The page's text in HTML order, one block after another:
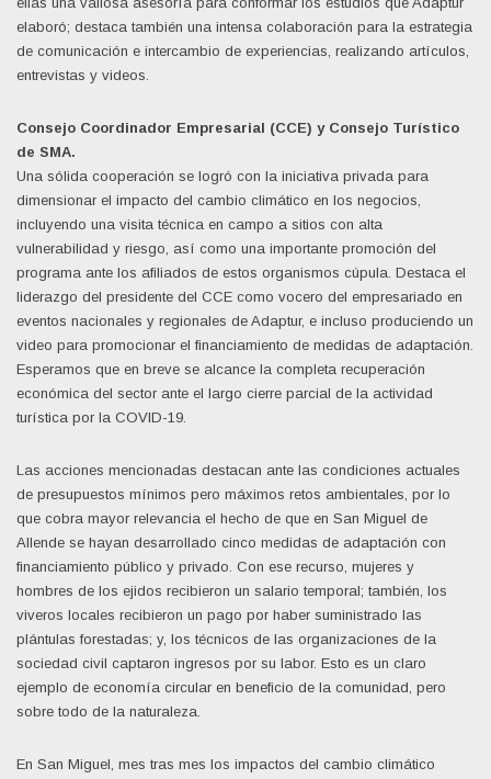
elaboró; destaca también una intensa colaboración para la estrategia
de comunicación e intercambio de experiencias, realizando artículos,
entrevistas y videos.
Consejo Coordinador Empresarial (CCE) y Consejo Turístico
de SMA.
Una sólida cooperación se logró con la iniciativa privada para
dimensionar el impacto del cambio climático en los negocios,
incluyendo una visita técnica en campo a sitios con alta
vulnerabilidad y riesgo, así como una importante promoción del
programa ante los afiliados de estos organismos cúpula. Destaca el
liderazgo del presidente del CCE como vocero del empresariado en
eventos nacionales y regionales de Adaptur, e incluso produciendo un
video para promocionar el financiamiento de medidas de adaptación.
Esperamos que en breve se alcance la completa recuperación
económica del sector ante el largo cierre parcial de la actividad
turística por la COVID-19.
Las acciones mencionadas destacan ante las condiciones actuales
de presupuestos mínimos pero máximos retos ambientales, por lo
que cobra mayor relevancia el hecho de que en San Miguel de
Allende se hayan desarrollado cinco medidas de adaptación con
financiamiento público y privado. Con ese recurso, mujeres y
hombres de los ejidos recibieron un salario temporal; también, los
viveros locales recibieron un pago por haber suministrado las
plántulas forestadas; y, los técnicos de las organizaciones de la
sociedad civil captaron ingresos por su labor. Esto es un claro
ejemplo de economía circular en beneficio de la comunidad, pero
sobre todo de la naturaleza.
En San Miguel, mes tras mes los impactos del cambio climático